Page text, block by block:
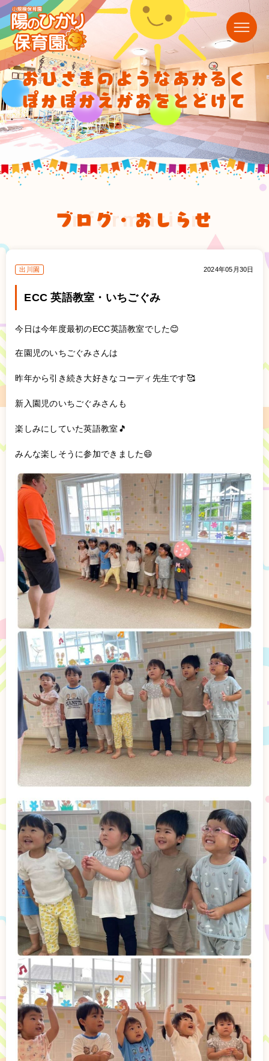
おひさまのようなあかるく
ぽかぽかえがおをとどけて
ブログ・おしらせ
information
出川園 2024年05月30日
ECC 英語教室・いちごぐみ
今日は今年度最初のECC英語教室でした😊
在園児のいちごぐみさんは
昨年から引き続き大好きなコーディ先生です🥰
新入園児のいちごぐみさんも
楽しみにしていた英語教室🎵
みんな楽しそうに参加できました😄